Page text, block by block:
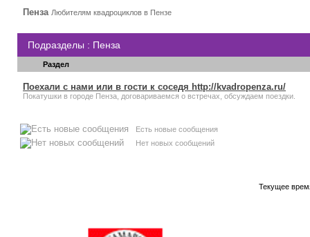
Пенза Любителям квадроциклов в Пензе
Подразделы : Пенза
Раздел
Поехали с нами или в гости к соседя http://kvadropenza.ru/
Покатушки в городе Пенза, договариваемся о встречах, обсуждаем поездки.
Есть новые сообщения
Нет новых сообщений
Текущее